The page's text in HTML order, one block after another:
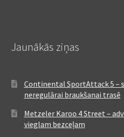
Jaunākās ziņas
Continental SportAttack 5 –
neregulārai braukšanai trasē
Metzeler Karoo 4 Street –
vieglam bezceļam